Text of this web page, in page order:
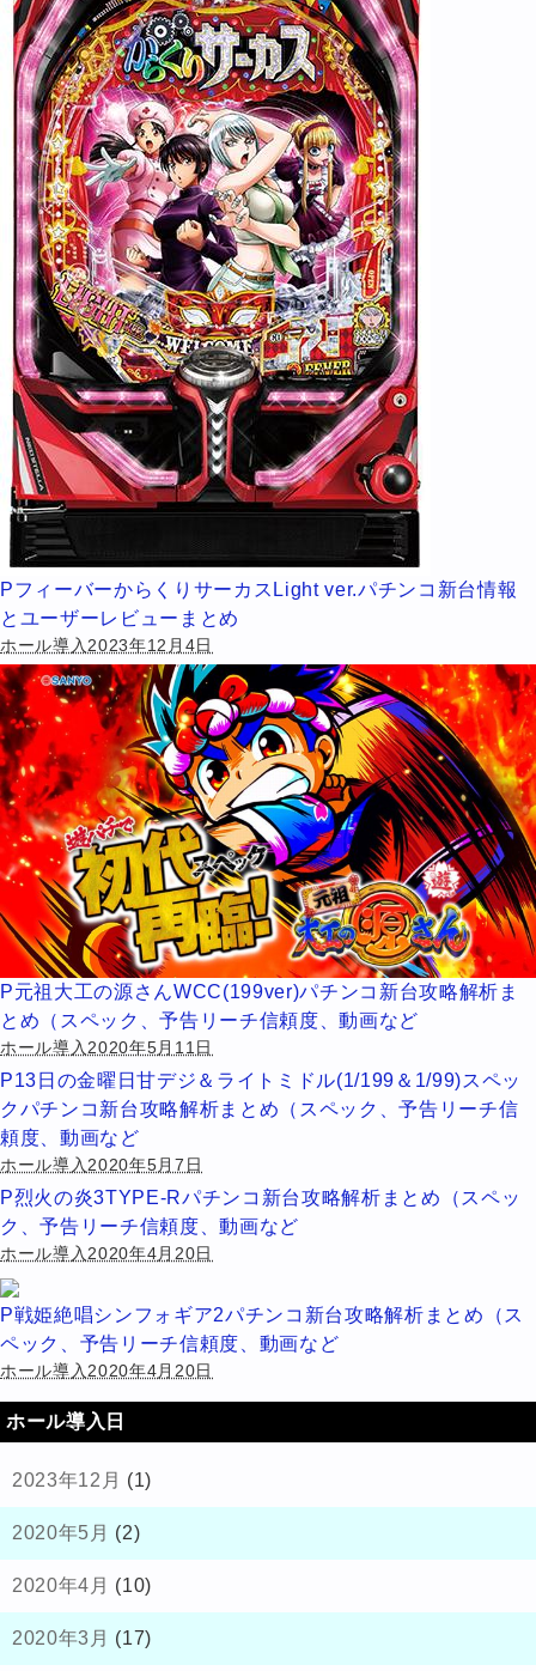
PフィーバーからくりサーカスLight ver.パチンコ新台情報
とユーザーレビューまとめ
ホール導入2023年12月4日
P元祖大工の源さんWCC(199ver)パチンコ新台攻略解析ま
とめ（スペック、予告リーチ信頼度、動画など
ホール導入2020年5月11日
P13日の金曜日甘デジ＆ライトミドル(1/199＆1/99)スペッ
クパチンコ新台攻略解析まとめ（スペック、予告リーチ信
頼度、動画など
ホール導入2020年5月7日
P烈火の炎3TYPE-Rパチンコ新台攻略解析まとめ（スペッ
ク、予告リーチ信頼度、動画など
ホール導入2020年4月20日
P戦姫絶唱シンフォギア2パチンコ新台攻略解析まとめ（ス
ペック、予告リーチ信頼度、動画など
ホール導入2020年4月20日
ホール導入日
2023年12月 (1)
2020年5月 (2)
2020年4月 (10)
2020年3月 (17)